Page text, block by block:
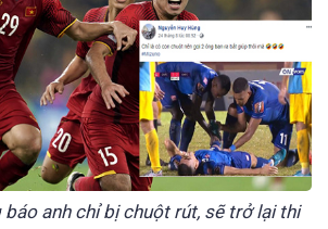
báo anh chỉ bị chuột rút, sẽ trở lại thi